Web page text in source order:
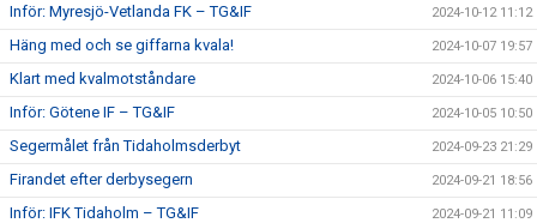
Inför: Myresjö-Vetlanda FK – TG&IF 2024-10-12 11:12
Häng med och se giffarna kvala! 2024-10-07 19:57
Klart med kvalmotståndare 2024-10-06 15:40
Inför: Götene IF – TG&IF 2024-10-05 10:50
Segermålet från Tidaholmsderbyt 2024-09-23 21:29
Firandet efter derbysegern 2024-09-21 18:56
Inför: IFK Tidaholm – TG&IF 2024-09-21 11:09